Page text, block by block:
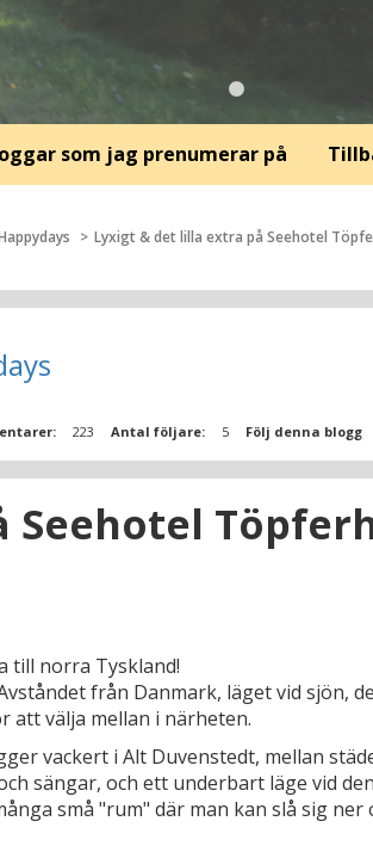
som jag prenumerar på
Lyxigt & det lilla extra på Seehotel
223 Antal följare: 5 Följ denna blogg
till norra Tyskland!
från Danmark, läget vid sjön,
att välja mellan i närheten.
vackert i Alt Duvenstedt, mellan
sängar, och ett underbart läge vid
små "rum" där man kan slå sig ner